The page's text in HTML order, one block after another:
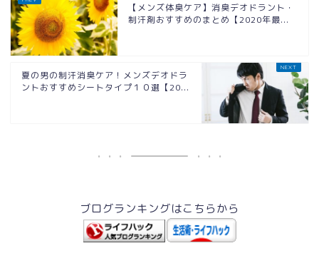
【メンズ体臭ケア】消臭デオドラント・
制汗剤おすすめのまとめ【2020年最...
夏の男の制汗消臭ケア！メンズデオドラ
ントおすすめシートタイプ１０選【20...
ブログランキングはこちらから